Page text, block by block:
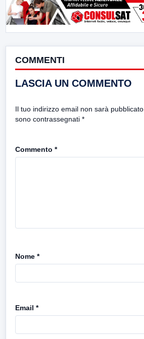
COMMENTI
LASCIA UN COMMENTO
Il tuo indirizzo email non sarà pubblicato.
sono contrassegnati *
Commento *
Nome *
Email *